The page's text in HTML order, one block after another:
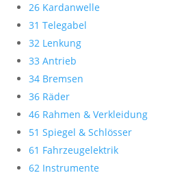
26 Kardanwelle
31 Telegabel
32 Lenkung
33 Antrieb
34 Bremsen
36 Räder
46 Rahmen & Verkleidung
51 Spiegel & Schlösser
61 Fahrzeugelektrik
62 Instrumente